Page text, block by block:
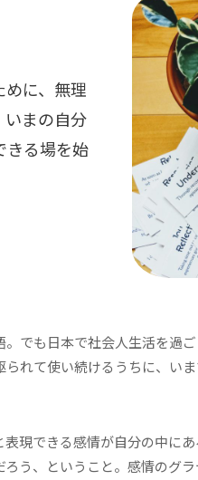
めに、無理
いまの自分
きる場を始
でも日本で社会人生活を過
れて使い続けるうちに、い
現できる感情が自分の中に
う、ということ。感情のグ